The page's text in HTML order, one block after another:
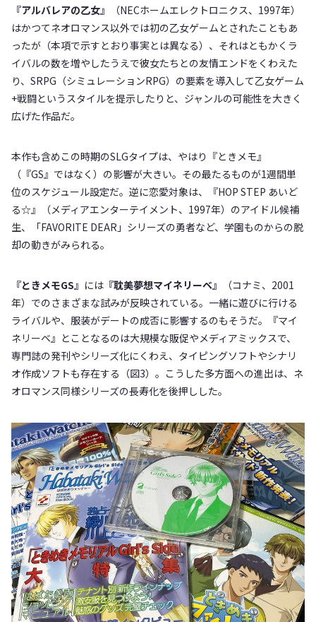
『アルバレアの乙女』
（NECホームエレクトロニクス、1997年）
はかつてネオロマンス以外では初の乙女ゲームとされたこともあ
ったが（本項で示すとおり事実とは異なる）、それはともかくラ
イバルの数を増やしたうえで彼女たちとの友情エンドをくわえた
り、SRPG（シミュレーションRPG）の要素を導入して乙女ゲーム
+戦闘というスタイルを提示したりと、ジャンルの可能性を大きく
広げた作品だ。
本作も含めこの時期のSLGタイプは、やはり『ときメモ』
（『GS』ではなく）の影響が大きい。その最たるものが1週間単
位のスケジュール設定だ。逆に恋愛対象は、『HOP STEP あいど
る☆』（メディアエンターテイメント、1997年）のアイドル候補
生、「FAVORITE DEAR」シリーズの勇者など、学園ものからの脱
却の動きがみられる。
『ときメモGS』 には 『耽美夢想マイネリーベ』
（コナミ、2001
年）でのさまざまな試みが反映されている。一緒に遊びに行ける
ライバルや、服装がデートの成否に影響するのもそうだ。『マイ
ネリーベ』とことなるのは大規模な販促やメディアミックスで、
専門誌の発刊やシリーズ化にくわえ、タイピングソフトやシナリ
オ作成ソフトも存在する（図3）。こうした多方面への進出は、ネ
オロマンス同様シリーズの長寿化を後押しした。